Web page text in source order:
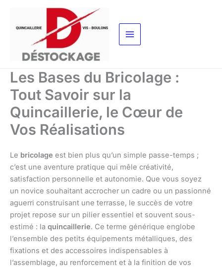
contenu
Les Bases du Bricolage :
Tout Savoir sur la
Quincaillerie, le Cœur de
Vos Réalisations
Le bricolage est bien plus qu’un simple passe-temps ;
c’est une aventure pratique qui mêle créativité,
satisfaction personnelle et autonomie. Que vous soyez
un novice souhaitant accrocher un cadre ou un passionné
aguerri construisant une terrasse, le succès de votre
projet repose sur un pilier essentiel et souvent sous-
estimé : la quincaillerie. Ce terme générique englobe
l’ensemble des petits équipements métalliques, des
fixations et des accessoires indispensables à
l’assemblage, au renforcement et à la finition de vos